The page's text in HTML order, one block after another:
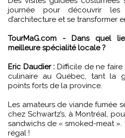
journée pour découvrir
d’architecture et se transformer
TourMaG.com - Dans quel
meilleure spécialité locale ?
Eric Daudier : Difficile de ne faire
culinaire au Québec, tant la
points forts de la province.
Les amateurs de viande fumée
chez Schwartz’s, à Montréal,
sandwichs de « smoked-meat ».
régal !